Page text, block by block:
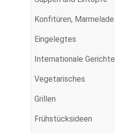
Konfitüren, Marmelade
Eingelegtes
Internationale Gerichte
Vegetarisches
Grillen
Frühstücksideen